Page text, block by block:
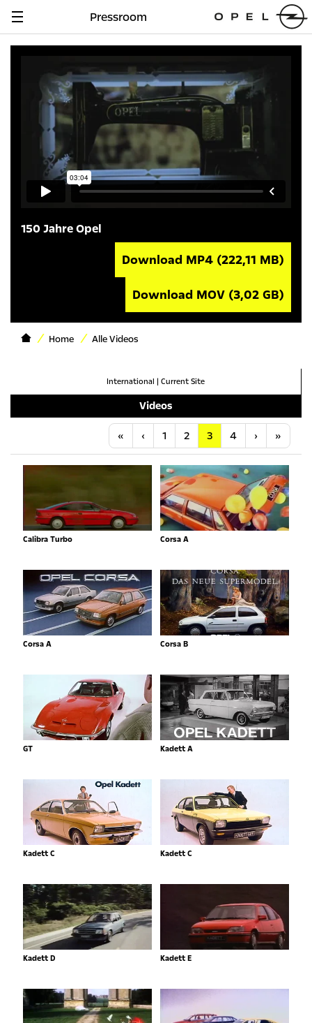
Navigation
Pressroom
150 Jahre Opel
Download MP4 (222,11 MB)
Download MOV (3,02 GB)
Home Alle Videos
International | Current Site
Videos
« Anfang
‹ Vorherige
1 2 3 4 ›Nächste
»
Calibra Turbo Corsa A
Corsa A Corsa B
GT Kadett A
Kadett C Kadett C
Kadett D Kadett E